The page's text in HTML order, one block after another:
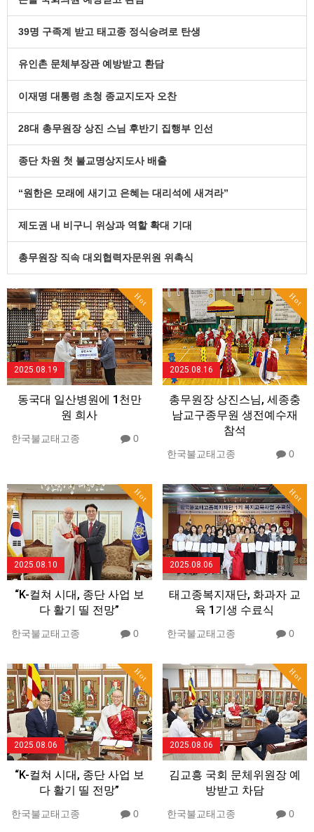
39명 구족계 받고 태고종 정식승려로 탄생
유인촌 문체부장관 예방받고 환담
이재명 대통령 초청 종교지도자 오찬
28대 총무원장 상진 스님 후반기 집행부 인선
종단 차원 첫 불교명상지도사 배출
“원한은 모래에 새기고 은혜는 대리석에 새겨라”
제도권 내 비구니 위상과 역할 확대 기대
총무원장 직속 대외협력자문위원 위촉식
Hot
2025.08.19
동국대 일산병원에 1천만
원 희사
한국불교태고종 0
Hot
2025.08.16
총무원장 상진스님, 세종충
남교구종무원 생전예수재
참석
한국불교태고종 0
Hot
2025.08.10
“K-컬쳐 시대, 종단 사업 보
다 활기 띨 전망”
한국불교태고종 0
Hot
2025.08.06
태고종복지재단, 화과자 교
육 1기생 수료식
한국불교태고종 0
Hot
2025.08.06
“K-컬쳐 시대, 종단 사업 보
다 활기 띨 전망”
한국불교태고종 0
Hot
2025.08.06
김교흥 국회 문체위원장 예
방받고 차담
한국불교태고종 0